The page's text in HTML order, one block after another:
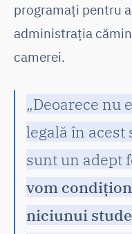
programați pentru
administrația
camerei.
„Deoarece nu
legală în acest
sunt un adept
vom
niciunui